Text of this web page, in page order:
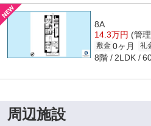
8A
14.3万円 (管
敷金 0ヶ月 礼
8階 2LDK
周辺施設